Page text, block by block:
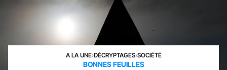
A LA UNE›DÉCRYPTAGES›SOCIÉTÉ
BONNES FEUILLES